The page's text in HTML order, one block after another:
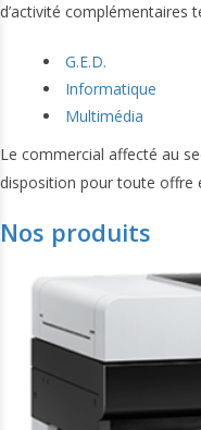
d’activité complémentaires
G.E.D.
Informatique
Multimédia
Le commercial affecté au
disposition pour toute offre
Nos produits